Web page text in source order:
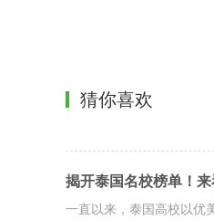
猜你喜欢
揭开泰国名校榜单！
一直以来，泰国高校以优